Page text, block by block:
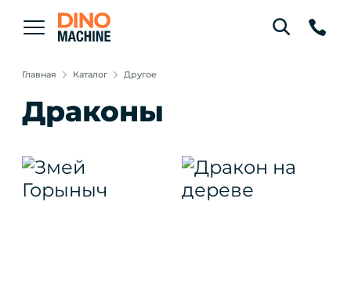
Главная Каталог Другое
Драконы